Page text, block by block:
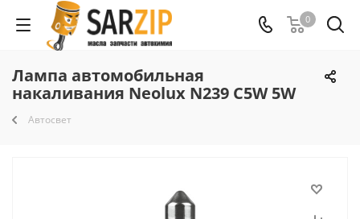
0
Лампа автомобильная
накаливания Neolux N239 C5W 5W
Автосвет